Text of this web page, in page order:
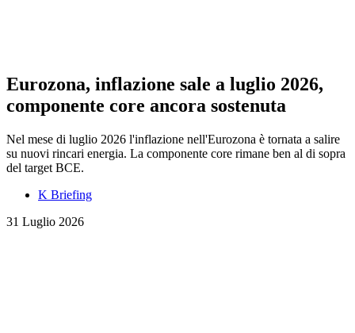
Eurozona, inflazione sale a luglio 2026,
componente core ancora sostenuta
Nel mese di luglio 2026 l'inflazione nell'Eurozona è tornata a salire
su nuovi rincari energia. La componente core rimane ben al di sopra
del target BCE.
K Briefing
31 Luglio 2026